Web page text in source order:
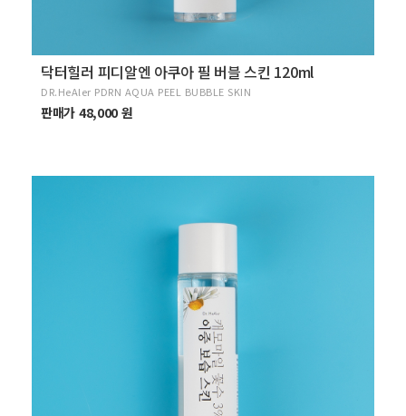
닥터힐러 피디알엔 아쿠아 필 버블 스킨 120ml
DR.HeAler PDRN AQUA PEEL BUBBLE SKIN
판매가 48,000 원